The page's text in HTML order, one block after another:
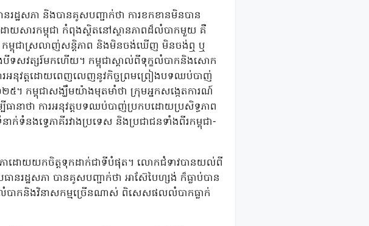
ដ្ឋសភា និងបានគូសបញ្ជាក់ថា ការខកខានមិនបាន
យសារកម្ពុជា កំពុងស្ថិតនៅស្ថានភាពដ៏លំបាកមួយ គឺ
ា កម្ពុជាស្រលាញ់សន្តិភាព និងមិនចង់ឃើញ មិនចង់ឮ ឬ
បីទសវត្សរ៍មកហើយ។ កម្ពុជាស្គាល់ពីទុក្ខលំបាកនិងសោក
ងការអនុវត្តដោយពេញលេញនូវកិច្ចព្រមព្រៀងបទឈប់បាញ់
៥។ កម្ពុជាសង្ឃឹមយ៉ាងមុតមាំថា ក្រុមអ្នកសង្កេតការណ៍
ធានាថា ការអនុវត្តបទឈប់បាញ់ប្រកបដោយប្រសិទ្ធភាព
ទំនងទ្វេភាគីរវាងប្រទេស និងប្រជាជនទាំងពីរកម្ពុជា-
សភាដោយយកចិត្តទុកដាក់ជាទីបំផុត។ លោកជំទាវបានយល់ពី
ានរដ្ឋសភា បានគូសបញ្ជាក់ថា អាស៊ែបៃហ្សង់ ក៏ធ្លាប់បាន
លំបាកនិងវិនាសកម្មច្រើនណាស់ ពិសេសផលលំបាកធ្លាក់